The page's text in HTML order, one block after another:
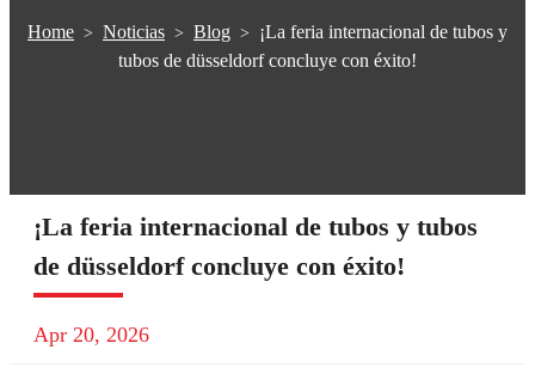
Home > Noticias > Blog > ¡La feria internacional de tubos y
tubos de düsseldorf concluye con éxito!
¡La feria internacional de tubos y tubos
de düsseldorf concluye con éxito!
Apr 20, 2026